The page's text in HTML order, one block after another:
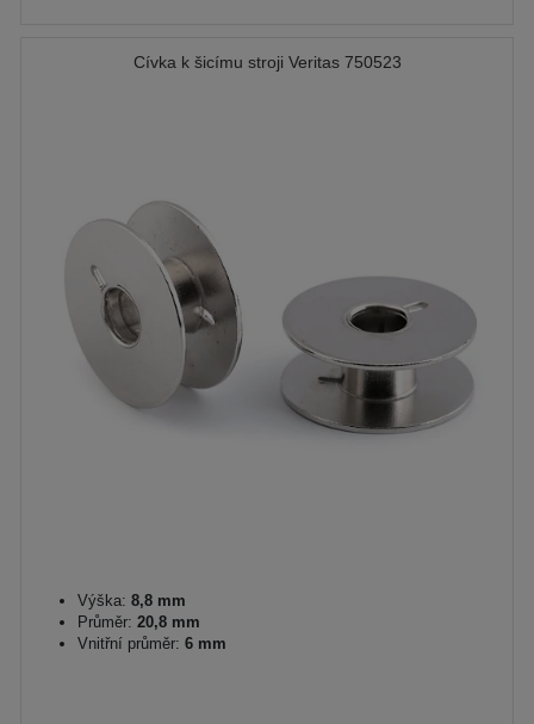
Cívka k šicímu stroji Veritas 750523
Výška: 8,8 mm
Průměr: 20,8 mm
Vnitřní průměr: 6 mm